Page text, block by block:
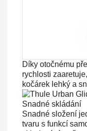
Díky otočnému
rychlosti
kočárek lehký a
Snadné skládání
Snadné složení
tvaru s funkcí